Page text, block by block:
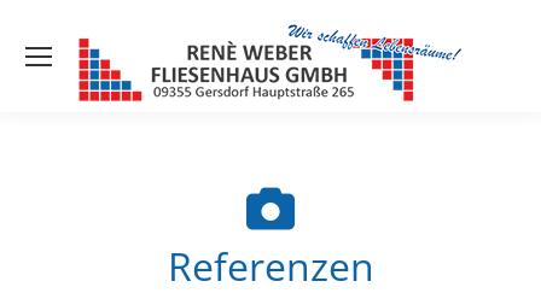
Referenzen